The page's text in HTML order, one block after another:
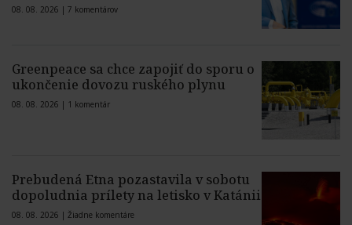
08. 08. 2026 | 7 komentárov
Greenpeace sa chce zapojiť do sporu o
ukončenie dovozu ruského plynu
08. 08. 2026 | 1 komentár
Prebudená Etna pozastavila v sobotu
dopoludnia prílety na letisko v Katánii
08. 08. 2026 | Žiadne komentáre